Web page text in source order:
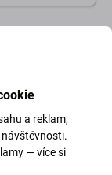
a reklam,
— více si